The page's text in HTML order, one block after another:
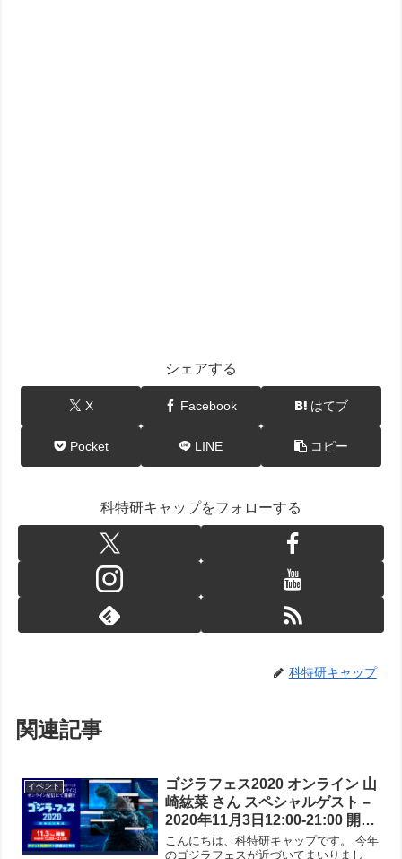
シェアする
X Facebook はてブ
Pocket LINE コピー
科特研キャップをフォローする
科特研キャップ
関連記事
イベント
ゴジラフェス2020 オンライン 山
崎紘菜 さん スペシャルゲスト –
2020年11月3日12:00-21:00 開催
直前情報
こんにちは、科特研キャップです。 今年
のゴジラフェスが近づいてまいりまし